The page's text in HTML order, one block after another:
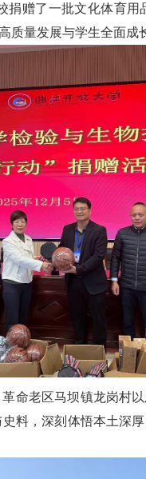
赠了一批文化体育
质量发展与学生全面成
命老区马坝镇龙岗村
料，深刻体悟本土深